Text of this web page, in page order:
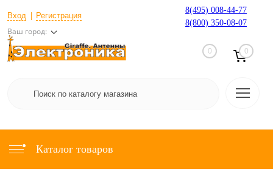
Вход Регистрация
Ваш город:
8(495) 008-44-77
8(800) 350-08-07
0 0
Каталог товаров